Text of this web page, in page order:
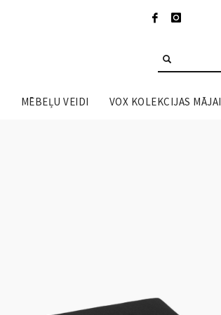
MĒBEĻU VEIDI VOX KOLEKCIJAS MĀJAI